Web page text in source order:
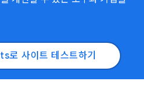
사이트 테스트하기